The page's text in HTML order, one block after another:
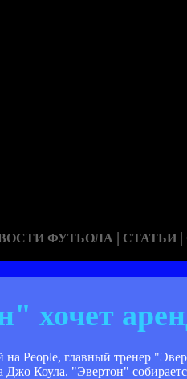
ФУТБОЛА | СТАТЬИ |
хочет
на People, главный тренер
Коула. "Эвертон"